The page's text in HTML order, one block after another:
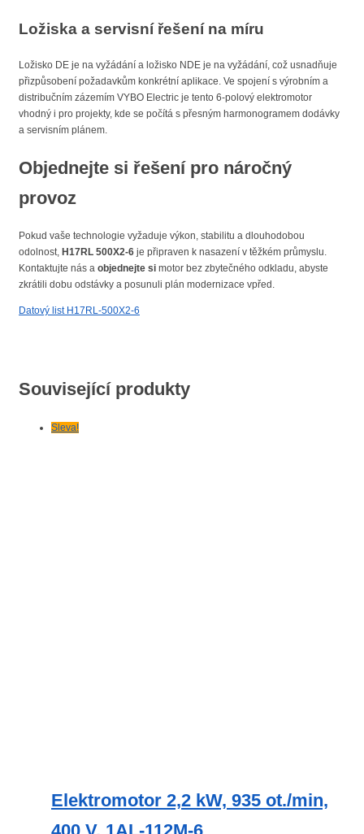
Ložiska a servisní řešení na míru
Ložisko DE je na vyžádání a ložisko NDE je na vyžádání, což usnadňuje
přizpůsobení požadavkům konkrétní aplikace. Ve spojení s výrobním a
distribučním zázemím VYBO Electric je tento 6-polový elektromotor
vhodný i pro projekty, kde se počítá s přesným harmonogramem dodávky
a servisním plánem.
Objednejte si řešení pro náročný
provoz
Pokud vaše technologie vyžaduje výkon, stabilitu a dlouhodobou
odolnost, H17RL 500X2-6 je připraven k nasazení v těžkém průmyslu.
Kontaktujte nás a objednejte si motor bez zbytečného odkladu, abyste
zkrátili dobu odstávky a posunuli plán modernizace vpřed.
Datový list H17RL-500X2-6
Související produkty
Sleva!
Elektromotor 2,2 kW, 935 ot./min,